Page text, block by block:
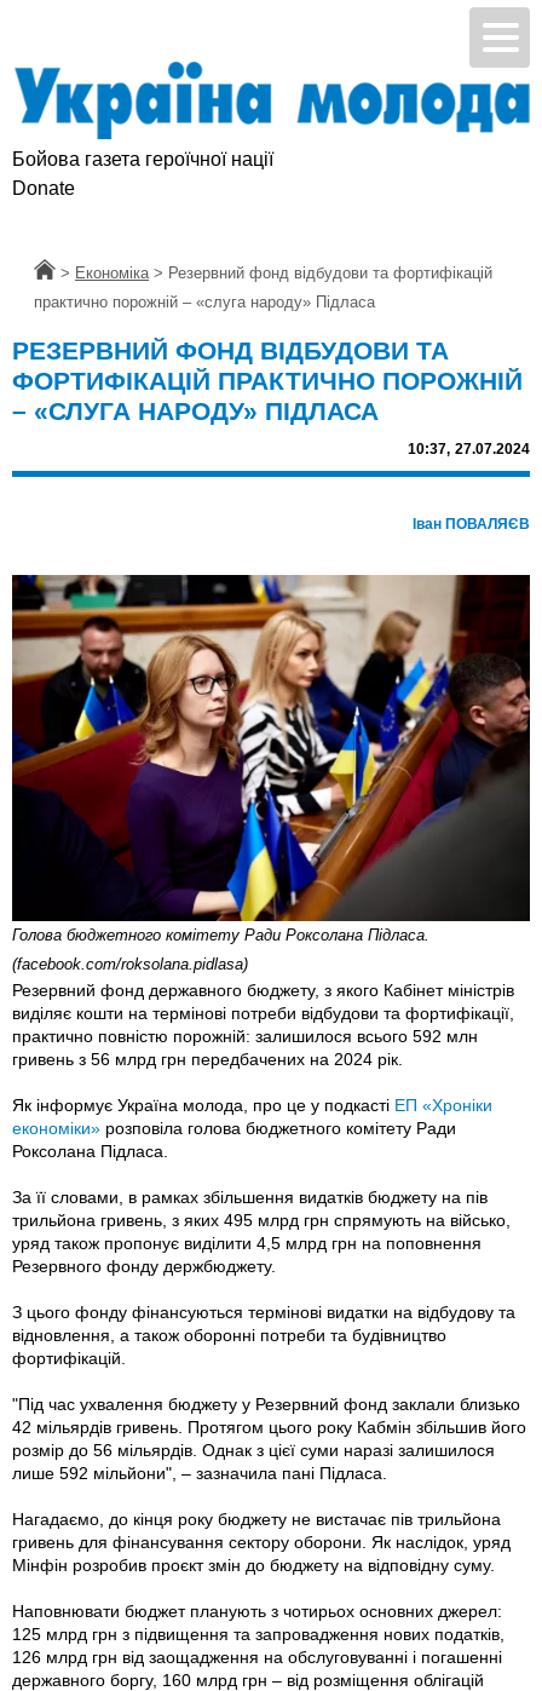
Бойова газета героїчної нації
Donate
Головна
> Економіка > Резервний фонд відбудови та фортифікацій
практично порожній – «слуга народу» Підласа
РЕЗЕРВНИЙ ФОНД ВІДБУДОВИ ТА
ФОРТИФІКАЦІЙ ПРАКТИЧНО ПОРОЖНІЙ
– «СЛУГА НАРОДУ» ПІДЛАСА
10:37, 27.07.2024
Іван ПОВАЛЯЄВ
Голова бюджетного комітету Ради Роксолана Підласа.
(facebook.com/roksolana.pidlasa)
Резервний фонд державного бюджету, з якого Кабінет міністрів
виділяє кошти на термінові потреби відбудови та фортифікації,
практично повністю порожній: залишилося всього 592 млн
гривень з 56 млрд грн передбачених на 2024 рік.
Як інформує Україна молода, про це у подкасті ЕП «Хроніки
економіки» розповіла голова бюджетного комітету Ради
Роксолана Підласа.
За її словами, в рамках збільшення видатків бюджету на пів
трильйона гривень, з яких 495 млрд грн спрямують на військо,
уряд також пропонує виділити 4,5 млрд грн на поповнення
Резервного фонду держбюджету.
З цього фонду фінансуються термінові видатки на відбудову та
відновлення, а також оборонні потреби та будівництво
фортифікацій.
"Під час ухвалення бюджету у Резервний фонд заклали близько
42 мільярдів гривень. Протягом цього року Кабмін збільшив його
розмір до 56 мільярдів. Однак з цієї суми наразі залишилося
лише 592 мільйони", – зазначила пані Підласа.
Нагадаємо, до кінця року бюджету не вистачає пів трильйона
гривень для фінансування сектору оборони. Як наслідок, уряд
Мінфін розробив проєкт змін до бюджету на відповідну суму.
Наповнювати бюджет планують з чотирьох основних джерел:
125 млрд грн з підвищення та запровадження нових податків,
126 млрд грн від заощадження на обслуговуванні і погашенні
державного боргу, 160 млрд грн – від розміщення облігацій